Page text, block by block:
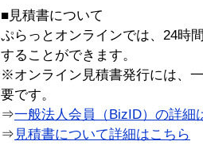
■見積書について
ぷらっとオンラインでは、24時
することができます。
※オンライン見積書発行には、
要です。
⇒一般法人会員（BizID）の詳細
⇒ 見積書について詳細はこちら